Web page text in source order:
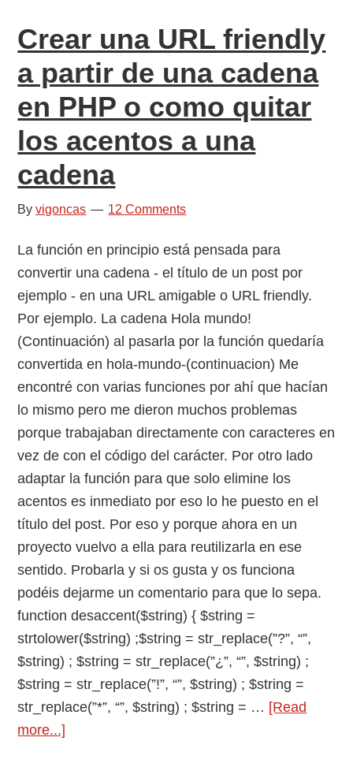
Crear una URL friendly
a partir de una cadena
en PHP o como quitar
los acentos a una
cadena
Byvigoncas 12 Comments
La función en principio está pensada para
convertir una cadena - el título de un post por
ejemplo - en una URL amigable o URL friendly.
Por ejemplo. La cadena Hola mundo!
(Continuación) al pasarla por la función quedaría
convertida en hola-mundo-(continuacion) Me
encontré con varias funciones por ahí que hacían
lo mismo pero me dieron muchos problemas
porque trabajaban directamente con caracteres en
vez de con el código del carácter. Por otro lado
adaptar la función para que solo elimine los
acentos es inmediato por eso lo he puesto en el
título del post. Por eso y porque ahora en un
proyecto vuelvo a ella para reutilizarla en ese
sentido. Probarla y si os gusta y os funciona
podéis dejarme un comentario para que lo sepa.
function desaccent($string) { $string =
strtolower($string) ;$string = str_replace(”?”, “”,
$string) ; $string = str_replace(”¿”, “”, $string) ;
$string = str_replace(”!”, “”, $string) ; $string =
str_replace(”*”, “”, $string) ; $string = … [Read
more...]